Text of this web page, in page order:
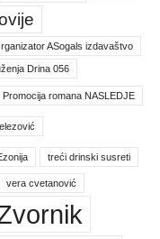
ASogals izdavaštvo
Drina 056
Promocija romana NASLEDJE
treći drinski susreti
vera cvetanović